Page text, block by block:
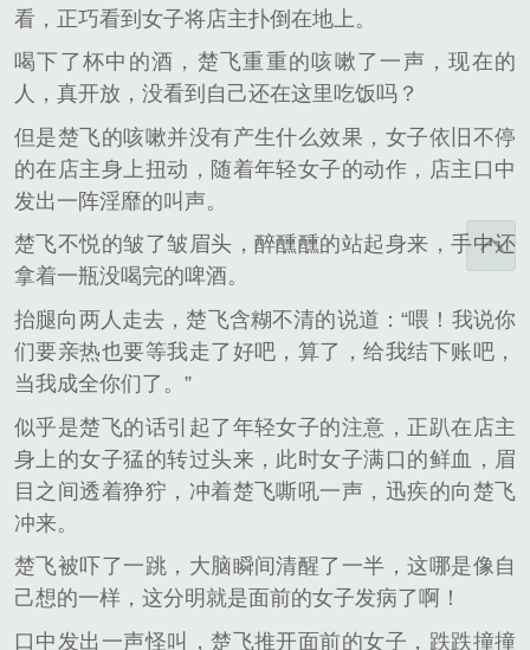
看，正巧看到女子将店主扑倒在地上。
喝下了杯中的酒，楚飞重重的咳嗽了一声，现在的
人，真开放，没看到自己还在这里吃饭吗？
但是楚飞的咳嗽并没有产生什么效果，女子依旧不停
的在店主身上扭动，随着年轻女子的动作，店主口中
发出一阵淫靡的叫声。
楚飞不悦的皱了皱眉头，醉醺醺的站起身来，手中还
拿着一瓶没喝完的啤酒。
抬腿向两人走去，楚飞含糊不清的说道：“喂！我说你
们要亲热也要等我走了好吧，算了，给我结下账吧，
当我成全你们了。”
似乎是楚飞的话引起了年轻女子的注意，正趴在店主
身上的女子猛的转过头来，此时女子满口的鲜血，眉
目之间透着狰狞，冲着楚飞嘶吼一声，迅疾的向楚飞
冲来。
楚飞被吓了一跳，大脑瞬间清醒了一半，这哪是像自
己想的一样，这分明就是面前的女子发病了啊！
口中发出一声怪叫，楚飞推开面前的女子，跌跌撞撞